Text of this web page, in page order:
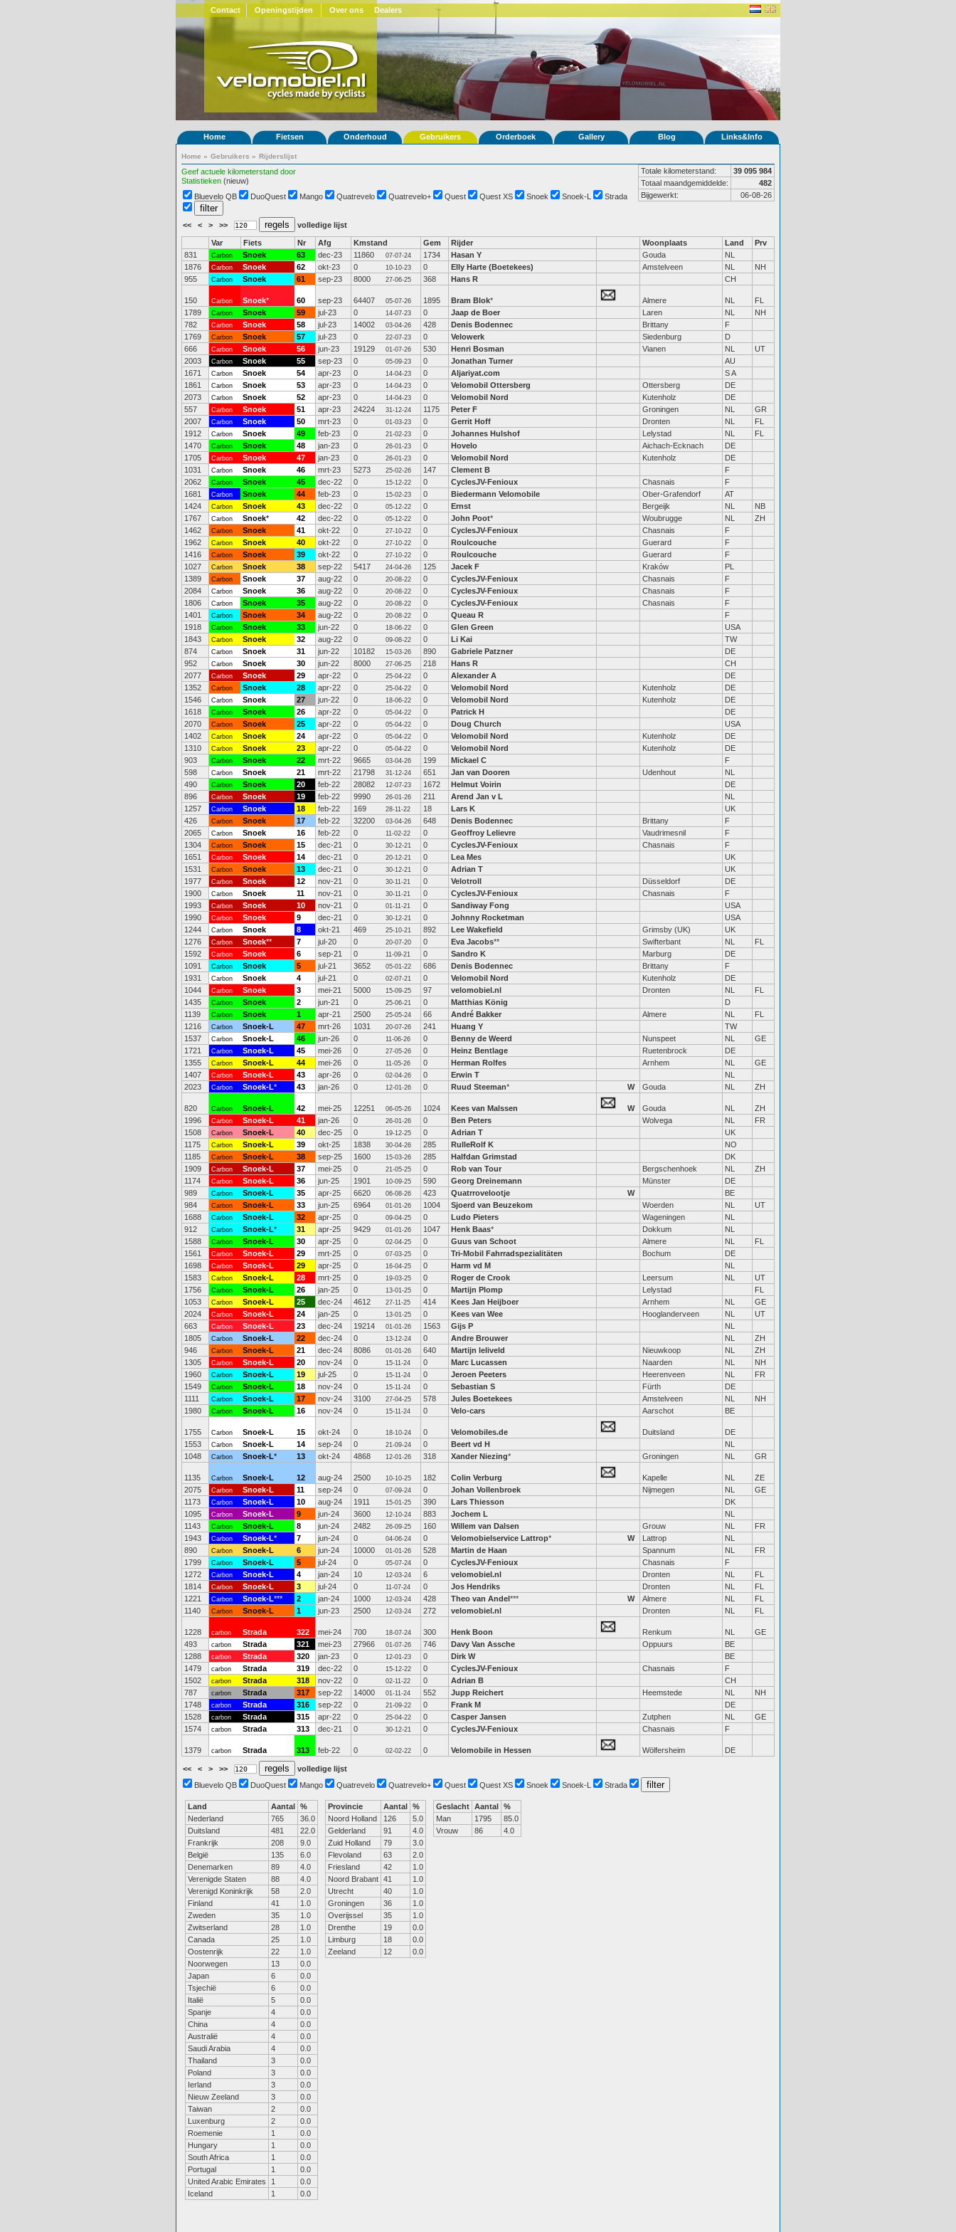
Contact Openingstijden Over ons Dealers
Home Fietsen Onderhoud Gebruikers Orderboek Gallery Blog Links&Info
Home » Gebruikers » Rijderslijst
Geef actuele kilometerstand door
Statistieken (nieuw)
Totale kilometerstand:
39 095 984
Totaal maandgemiddelde:
482
Bijgewerkt:
06-08-26
Bluevelo QB DuoQuest Mango Quatrevelo Quatrevelo+ Quest Quest XS Snoek Snoek-L Strada
<< < > >> volledige lijst
Var Fiets Nr Afg Kmstand Gem Rijder Woonplaats Land
Prv
831
Carbon Snoek 63 dec-23 11860 07-07-24 1734 Hasan Y Gouda
NL
1876
Carbon Snoek 62 okt-23 0 10-10-23 0 Elly Harte (Boetekees) Amstelveen NL
NH
955
Carbon Snoek 61 sep-23 8000 27-06-25 368 Hans R CH
150 Carbon Snoek* 60 sep-23 64407 05-07-26 1895 Bram Blok* Almere NL
FL
1789
Carbon Snoek 59 jul-23 0 14-07-23 0 Jaap de Boer Laren NL
NH
782
Carbon Snoek 58 jul-23 14002 03-04-26 428 Denis Bodennec Brittany
F
1769
Carbon Snoek 57 jul-23 0 22-07-23 0 Velowerk Siedenburg
D
666
Carbon Snoek 56 jun-23 19129 01-07-26 530 Henri Bosman Vianen NL
UT
2003
Carbon Snoek 55 sep-23 0 05-09-23 0 Jonathan Turner
AU
1671
Carbon Snoek 54 apr-23 0 14-04-23 0 Aljariyat.com
S A
1861
Carbon Snoek 53 apr-23 0 14-04-23 0 Velomobil Ottersberg Ottersberg
DE
2073
Carbon Snoek 52 apr-23 0 14-04-23 0 Velomobil Nord Kutenholz
DE
557
Carbon Snoek 51 apr-23 24224 31-12-24 1175 Peter F Groningen NL
GR
2007
Carbon Snoek 50 mrt-23 0 01-03-23 0 Gerrit Hoff Dronten NL
FL
1912
Carbon Snoek 49 feb-23 0 21-02-23 0 Johannes Hulshof Lelystad NL
FL
1470
Carbon Snoek 48 jan-23 0 26-01-23 0 Hovelo Aichach-Ecknach
DE
1705
Carbon Snoek 47 jan-23 0 26-01-23 0 Velomobil Nord Kutenholz
DE
1031
Carbon Snoek 46 mrt-23 5273 25-02-26 147 Clement B
F
2062
Carbon Snoek 45 dec-22 0 15-12-22 0 CyclesJV-Fenioux Chasnais
F
1681
Carbon Snoek 44 feb-23 0 15-02-23 0 Biedermann Velomobile Ober-Grafendorf
AT
1424
Carbon Snoek 43 dec-22 0 05-12-22 0 Ernst Bergeijk NL
NB
1767
Carbon Snoek* 42 dec-22 0 05-12-22 0 John Poot* Woubrugge NL
ZH
1462
Carbon Snoek 41 okt-22 0 27-10-22 0 CyclesJV-Fenioux Chasnais
F
1962
Carbon Snoek 40 okt-22 0 27-10-22 0 Roulcouche Guerard
F
1416
Carbon Snoek 39 okt-22 0 27-10-22 0 Roulcouche Guerard
F
1027
Carbon Snoek 38 sep-22 5417 24-04-26 125 Jacek F Kraków
PL
1389
Carbon Snoek 37 aug-22 0 20-08-22 0 CyclesJV-Fenioux Chasnais
F
2084
Carbon Snoek 36 aug-22 0 20-08-22 0 CyclesJV-Fenioux Chasnais
F
1806
Carbon Snoek 35 aug-22 0 20-08-22 0 CyclesJV-Fenioux Chasnais
F
1401
Carbon Snoek 34 aug-22 0 20-08-22 0 Queau R
F
1918
Carbon Snoek 33 jun-22 0 18-06-22 0 Glen Green
USA
1843
Carbon Snoek 32 aug-22 0 09-08-22 0 Li Kai
TW
874
Carbon Snoek 31 jun-22 10182 15-03-26 890 Gabriele Patzner
DE
952
Carbon Snoek 30 jun-22 8000 27-06-25 218 Hans R
CH
2077
Carbon Snoek 29 apr-22 0 25-04-22 0 Alexander A
DE
1352
Carbon Snoek 28 apr-22 0 25-04-22 0 Velomobil Nord Kutenholz
DE
1546
Carbon Snoek 27 jun-22 0 18-06-22 0 Velomobil Nord Kutenholz
DE
1618
Carbon Snoek 26 apr-22 0 05-04-22 0 Patrick H
DE
2070
Carbon Snoek 25 apr-22 0 05-04-22 0 Doug Church
USA
1402
Carbon Snoek 24 apr-22 0 05-04-22 0 Velomobil Nord Kutenholz
DE
1310
Carbon Snoek 23 apr-22 0 05-04-22 0 Velomobil Nord Kutenholz
DE
903
Carbon Snoek 22 mrt-22 9665 03-04-26 199 Mickael C
F
598
Carbon Snoek 21 mrt-22 21798 31-12-24 651 Jan van Dooren Udenhout
NL
490
Carbon Snoek 20 feb-22 28082 12-07-23 1672 Helmut Voirin
DE
896
Carbon Snoek 19 feb-22 9990 26-01-26 211 Arend Jan v L
NL
1257
Carbon Snoek 18 feb-22 169 28-11-22 18 Lars K
UK
426
Carbon Snoek 17 feb-22 32200 03-04-26 648 Denis Bodennec Brittany
F
2065
Carbon Snoek 16 feb-22 0 11-02-22 0 Geoffroy Lelievre Vaudrimesnil
F
1304
Carbon Snoek 15 dec-21 0 30-12-21 0 CyclesJV-Fenioux Chasnais
F
1651
Carbon Snoek 14 dec-21 0 20-12-21 0 Lea Mes
UK
1531
Carbon Snoek 13 dec-21 0 30-12-21 0 Adrian T
UK
1977
Carbon Snoek 12 nov-21 0 30-11-21 0 Velotroll Düsseldorf
DE
1900
Carbon Snoek 11 nov-21 0 30-11-21 0 CyclesJV-Fenioux Chasnais
F
1993
Carbon Snoek 10 nov-21 0 01-11-21 0 Sandiway Fong
USA
1990
Carbon Snoek 9 dec-21 0 30-12-21 0 Johnny Rocketman
USA
1244
Carbon Snoek 8 okt-21 469 25-10-21 892 Lee Wakefield Grimsby (UK)
UK
1276
Carbon Snoek** 7 jul-20 0 20-07-20 0 Eva Jacobs** Swifterbant NL
FL
1592
Carbon Snoek 6 sep-21 0 11-09-21 0 Sandro K Marburg
DE
1091
Carbon Snoek 5 jul-21 3652 05-01-22 686 Denis Bodennec Brittany
F
1931
Carbon Snoek 4 jul-21 0 02-07-21 0 Velomobil Nord Kutenholz
DE
1044
Carbon Snoek 3 mei-21 5000 15-09-25 97 velomobiel.nl Dronten NL
FL
1435
Carbon Snoek 2 jun-21 0 25-06-21 0 Matthias König
D
1139
Carbon Snoek 1 apr-21 2500 25-05-24 66 André Bakker Almere NL
FL
1216
Carbon Snoek-L 47 mrt-26 1031 20-07-26 241 Huang Y
TW
1537
Carbon Snoek-L 46 jun-26 0 11-06-26 0 Benny de Weerd Nunspeet NL
GE
1721
Carbon Snoek-L 45 mei-26 0 27-05-26 0 Heinz Bentlage Ruetenbrock
DE
1355
Carbon Snoek-L 44 mei-26 0 11-05-26 0 Herman Rolfes Arnhem NL
GE
1407
Carbon Snoek-L 43 apr-26 0 02-04-26 0 Erwin T
NL
2023
Carbon Snoek-L* 43 jan-26 0 12-01-26 0 Ruud Steeman* W Gouda NL ZH
820 Carbon Snoek-L 42 mei-25 12251 06-05-26 1024 Kees van Malssen W Gouda NL
ZH
1996
Carbon Snoek-L 41 jan-26 0 26-01-26 0 Ben Peters Wolvega NL
FR
1508
Carbon Snoek-L 40 dec-25 0 19-12-25 0 Adrian T
UK
1175
Carbon Snoek-L 39 okt-25 1838 30-04-26 285 RulleRolf K
NO
1185
Carbon Snoek-L 38 sep-25 1600 15-03-26 285 Halfdan Grimstad
DK
1909
Carbon Snoek-L 37 mei-25 0 21-05-25 0 Rob van Tour Bergschenhoek NL
ZH
1174
Carbon Snoek-L 36 jun-25 1901 10-09-25 590 Georg Dreinemann Münster
DE
989
Carbon Snoek-L 35 apr-25 6620 06-08-26 423 Quatrrovelootje W
BE
984
Carbon Snoek-L 33 jun-25 6964 01-01-26 1004 Sjoerd van Beuzekom Woerden NL
UT
1688
Carbon Snoek-L 32 apr-25 0 09-04-25 0 Ludo Pieters Wageningen
NL
912
Carbon Snoek-L* 31 apr-25 9429 01-01-26 1047 Henk Baas* Dokkum
NL
1588
Carbon Snoek-L 30 apr-25 0 02-04-25 0 Guus van Schoot Almere NL
FL
1561
Carbon Snoek-L 29 mrt-25 0 07-03-25 0 Tri-Mobil Fahrradspezialitäten Bochum
DE
1698
Carbon Snoek-L 29 apr-25 0 16-04-25 0 Harm vd M
NL
1583
Carbon Snoek-L 28 mrt-25 0 19-03-25 0 Roger de Crook Leersum NL
UT
1756
Carbon Snoek-L 26 jan-25 0 13-01-25 0 Martijn Plomp Lelystad
FL
1053
Carbon Snoek-L 25 dec-24 4612 27-11-25 414 Kees Jan Heijboer Arnhem NL
GE
2024
Carbon Snoek-L 24 jan-25 0 13-01-25 0 Kees van Wee Hooglanderveen NL
UT
663
Carbon Snoek-L 23 dec-24 19214 01-01-26 1563 Gijs P
NL
1805
Carbon Snoek-L 22 dec-24 0 13-12-24 0 Andre Brouwer NL
ZH
946
Carbon Snoek-L 21 dec-24 8086 01-01-26 640 Martijn leliveld Nieuwkoop NL
ZH
1305
Carbon Snoek-L 20 nov-24 0 15-11-24 0 Marc Lucassen Naarden NL
NH
1960
Carbon Snoek-L 19 jul-25 0 15-11-24 0 Jeroen Peeters Heerenveen NL
FR
1549
Carbon Snoek-L 18 nov-24 0 15-11-24 0 Sebastian S Fürth
DE
1111
Carbon Snoek-L 17 nov-24 3100 27-04-25 578 Jules Boetekees Amstelveen NL
NH
1980
Carbon Snoek-L 16 nov-24 0 15-11-24 0 Velo-cars Aarschot BE
1755 Carbon Snoek-L 15 okt-24 0 18-10-24 0 Velomobiles.de Duitsland
DE
1553
Carbon Snoek-L 14 sep-24 0 21-09-24 0 Beert vd H
NL
1048
Carbon Snoek-L* 13 okt-24 4868 12-01-26 318 Xander Niezing* Groningen NL GR
1135 Carbon Snoek-L 12 aug-24 2500 10-10-25 182 Colin Verburg Kapelle NL
ZE
2075
Carbon Snoek-L 11 sep-24 0 07-09-24 0 Johan Vollenbroek Nijmegen NL
GE
1173
Carbon Snoek-L 10 aug-24 1911 15-01-25 390 Lars Thiesson
DK
1095
Carbon Snoek-L 9 jun-24 3600 12-10-24 883 Jochem L
NL
1143
Carbon Snoek-L 8 jun-24 2482 26-09-25 160 Willem van Dalsen Grouw NL
FR
1943
Carbon Snoek-L* 7 jun-24 0 04-06-24 0 Velomobielservice Lattrop* W Lattrop
NL
890
Carbon Snoek-L 6 jun-24 10000 01-01-26 528 Martin de Haan Spannum NL
FR
1799
Carbon Snoek-L 5 jul-24 0 05-07-24 0 CyclesJV-Fenioux Chasnais
F
1272
Carbon Snoek-L 4 jan-24 10 12-03-24 6 velomobiel.nl Dronten NL
FL
1814
Carbon Snoek-L 3 jul-24 0 11-07-24 0 Jos Hendriks Dronten NL
FL
1221
Carbon Snoek-L*** 2 jan-24 1000 12-03-24 428 Theo van Andel*** W Almere NL
FL
1140
Carbon Snoek-L 1 jun-23 2500 12-03-24 272 velomobiel.nl Dronten NL FL
1228 carbon Strada 322 mei-24 700 18-07-24 300 Henk Boon Renkum NL
GE
493
carbon Strada 321 mei-23 27966 01-07-26 746 Davy Van Assche Oppuurs
BE
1288
carbon Strada 320 jan-23 0 12-01-23 0 Dirk W
BE
1479
carbon Strada 319 dec-22 0 15-12-22 0 CyclesJV-Fenioux Chasnais
F
1502
carbon Strada 318 nov-22 0 02-11-22 0 Adrian B
CH
787
carbon Strada 317 sep-22 14000 01-11-24 552 Jupp Reichert Heemstede NL
NH
1748
carbon Strada 316 sep-22 0 21-09-22 0 Frank M
DE
1528
carbon Strada 315 apr-22 0 25-04-22 0 Casper Jansen Zutphen NL
GE
1574
carbon Strada 313 dec-21 0 30-12-21 0 CyclesJV-Fenioux Chasnais F
1379 carbon Strada 313 feb-22 0 02-02-22 0 Velomobile in Hessen Wölfersheim DE
<< < > >>
volledige lijst
Bluevelo QB
DuoQuest Mango Quatrevelo Quatrevelo+ Quest Quest XS Snoek Snoek-L Strada
Land Aantal %
Nederland
765
36.0
Duitsland
481
22.0
Frankrijk
208
9.0
België
135
6.0
Denemarken
89
4.0
Verenigde Staten
88
4.0
Verenigd Koninkrijk
58
2.0
Finland
41
1.0
Zweden
35
1.0
Zwitserland
28
1.0
Canada
25
1.0
Oostenrijk
22
1.0
Noorwegen
13
0.0
Japan
6
0.0
Tsjechië
6
0.0
Italië
5
0.0
Spanje
4
0.0
China
4
0.0
Australië
4
0.0
Saudi Arabia
4
0.0
Thailand
3
0.0
Poland
3
0.0
Ierland
3
0.0
Nieuw Zeeland
3
0.0
Taiwan
2
0.0
Luxenburg
2
0.0
Roemenie
1
0.0
Hungary
1
0.0
South Africa
1
0.0
Portugal
1
0.0
United Arabic Emirates
1
0.0
Iceland
1 0.0
Provincie Aantal %
Noord Holland
126
5.0
Gelderland
91
4.0
Zuid Holland
79
3.0
Flevoland
63
2.0
Friesland
42
1.0
Noord Brabant 41
1.0
Utrecht
40
1.0
Groningen
36
1.0
Overijssel
35
1.0
Drenthe
19
0.0
Limburg
18
0.0
Zeeland
12 0.0
Geslacht Aantal %
Man
1795
85.0
Vrouw
86 4.0